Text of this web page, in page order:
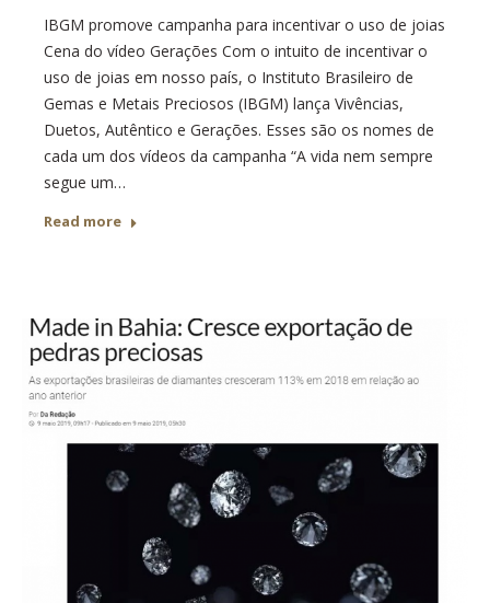
IBGM promove campanha para incentivar o uso de joias
Cena do vídeo Gerações Com o intuito de incentivar o
uso de joias em nosso país, o Instituto Brasileiro de
Gemas e Metais Preciosos (IBGM) lança Vivências,
Duetos, Autêntico e Gerações. Esses são os nomes de
cada um dos vídeos da campanha “A vida nem sempre
segue um…
Read more